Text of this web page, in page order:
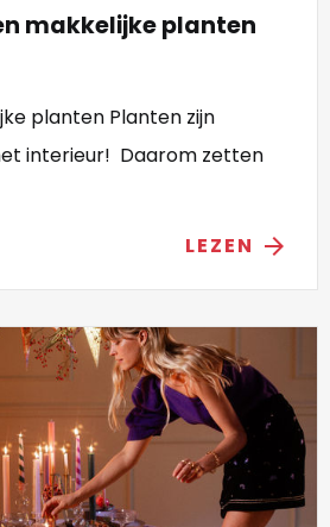
makkelijke planten
planten Planten zijn
interieur! Daarom zetten
LEZEN arrow_forward